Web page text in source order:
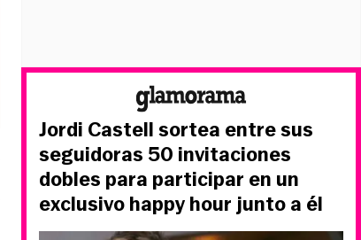
Jordi Castell sortea entre sus
seguidoras 50 invitaciones
dobles para participar en un
exclusivo happy hour junto a él